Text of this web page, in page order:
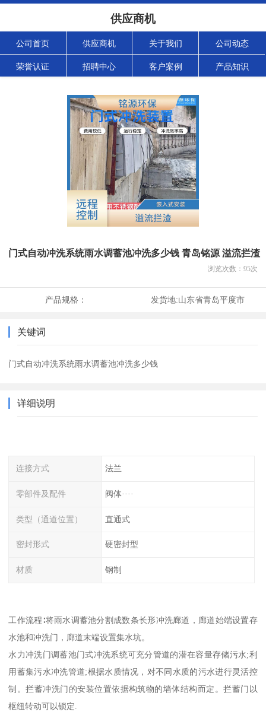
供应商机
公司首页 供应商机 关于我们 公司动态
荣誉认证 招聘中心 客户案例 产品知识
门式自动冲洗系统雨水调蓄池冲洗多少钱 青岛铭源 溢流拦渣
浏览次数： 95次
产品规格： 发货地:山东省青岛平度市
关键词
门式自动冲洗系统雨水调蓄池冲洗多少钱
详细说明
连接方式 法兰
零部件及配件 阀体····
类型（通道位置） 直通式
密封形式 硬密封型
材质 钢制
工作流程∶将雨水调蓄池分割成数条长形冲洗廊道，廊道始端设置存
水池和冲洗门，廊道末端设置集水坑。
水力冲洗门调蓄池门式冲洗系统可充分管道的潜在容量存储污水;利
用蓄集污水冲洗管道;根据水质情况，对不同水质的污水进行灵活控
制。拦蓄冲洗门的安装位置依据构筑物的墙体结构而定。拦蓄门以
枢纽转动可以锁定.